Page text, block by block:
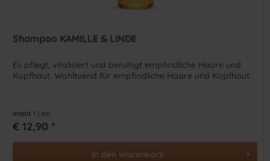
Shampoo KAMILLE & LINDE
Es pflegt, vitalisiert und beruhigt empfindliche Haare und
Kopfhaut. Wohltuend für empfindliche Haare und Kopfhaut.
Inhalt 1 Liter
€ 12,90 *
In den Warenkorb